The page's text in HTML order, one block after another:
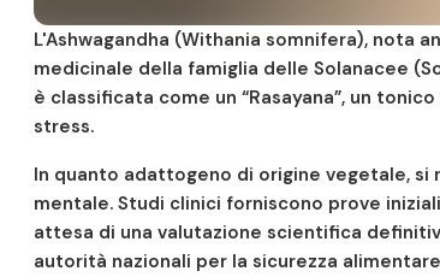
L'Ashwagandha (Withania somnifera), nota
medicinale della famiglia delle Solanacee
è classificata come un “Rasayana”, un
stress.
In quanto adattogeno di origine vegetale,
mentale. Studi clinici forniscono prove
attesa di una valutazione scientifica
autorità nazionali per la sicurezza